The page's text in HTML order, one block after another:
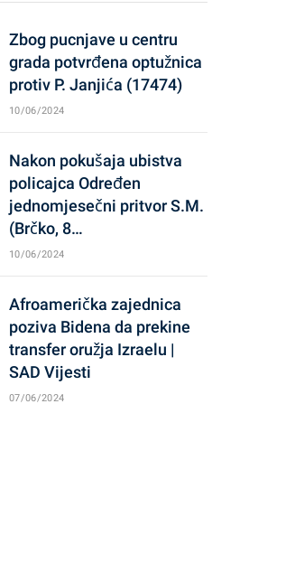
Zbog pucnjave u centru
grada potvrđena optužnica
protiv P. Janjića (17474)
10/06/2024
Nakon pokušaja ubistva
policajca Određen
jednomjesečni pritvor S.M.
(Brčko, 8…
10/06/2024
Afroamerička zajednica
poziva Bidena da prekine
transfer oružja Izraelu |
SAD Vijesti
07/06/2024